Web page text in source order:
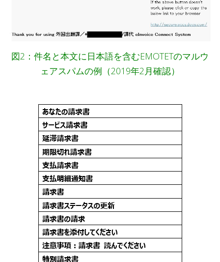
図2：件名と本文に日本語を含むEMOTETのマルウ
ェアスパムの例（2019年2月確認）